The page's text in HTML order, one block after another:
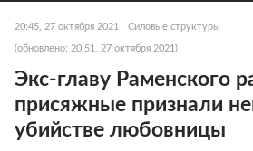
20:45, 27 октября 2021 Силовые структуры
(обновлено: 20:51, 27 октября 2021)
Экс-главу Раменского
присяжные признали
убийстве любовницы